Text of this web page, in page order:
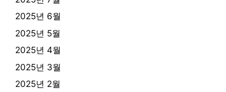
2025년 6월
2025년 5월
2025년 4월
2025년 3월
2025년 2월